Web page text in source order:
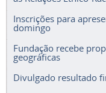
Inscrições para
domingo
Fundação recebe
geográficas
Divulgado resultado